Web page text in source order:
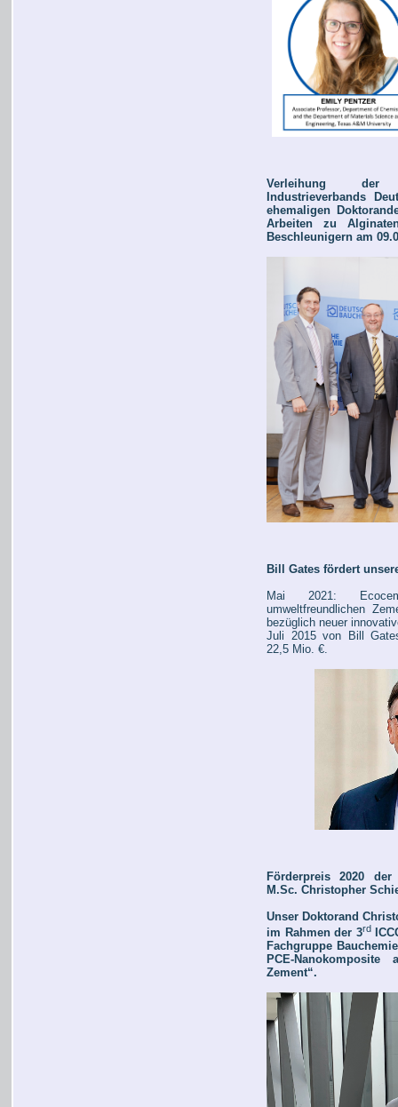
Verleihung der
Industrieverbands
ehemaligen
Arbeiten zu
Beschleunigern am
Bill Gates fördert
Mai 2021:
umweltfreundlichen
bezüglich neuer
Juli 2015 von Bill
22,5 Mio. €.
Förderpreis 2020 der
M.Sc. Christopher
Unser Doktorand
im Rahmen der 3rd
Fachgruppe
PCE-
Zement“.